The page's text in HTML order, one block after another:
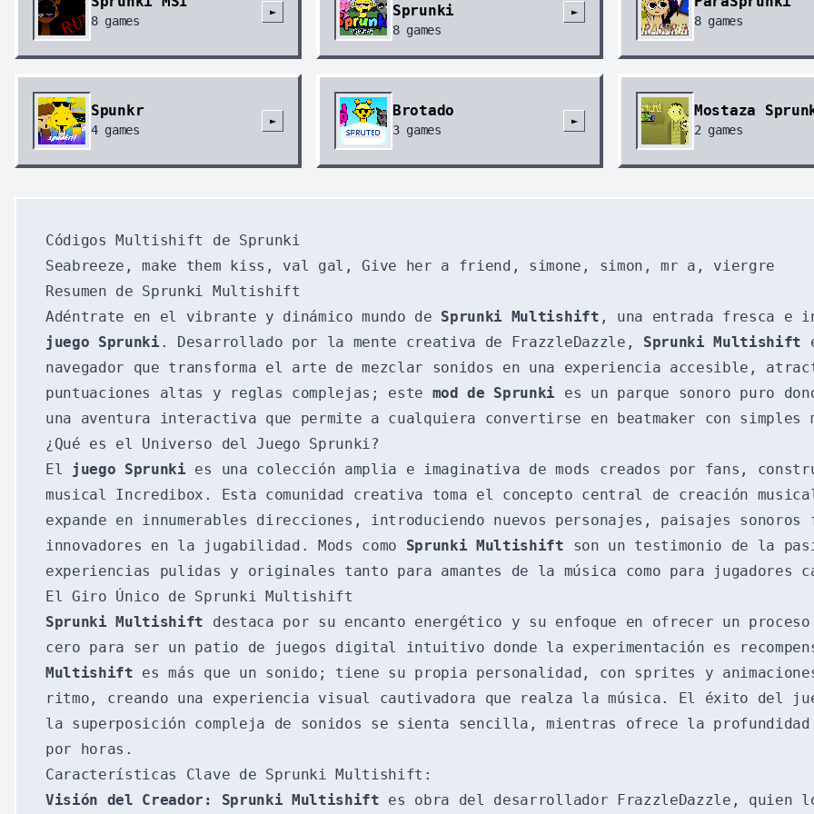
8games
►
Sprunki
8games
►
8games
Spunkr
4games
►
Brotado
3games
►
Mostaza
2 games
Códigos Multishift de Sprunki
Seabreeze, make them kiss, val gal, Give her a friend, simone, simon, mr a, viergre
Resumen de Sprunki Multishift
Adéntrate en el vibrante y dinámico mundo de Sprunki Multishift , una entrada fresca e
juego Sprunki . Desarrollado por la mente creativa de FrazzleDazzle, Sprunki Multishift
navegador que transforma el arte de mezclar sonidos en una experiencia accesible,
puntuaciones altas y reglas complejas; este mod de Sprunki es un parque sonoro puro
una aventura interactiva que permite a cualquiera convertirse en beatmaker con
¿Qué es el Universo del Juego Sprunki?
El
juego Sprunki es una colección amplia e imaginativa de mods creados por fans,
musical Incredibox. Esta comunidad creativa toma el concepto central de creación
expande en innumerables direcciones, introduciendo nuevos personajes, paisajes
innovadores en la jugabilidad. Mods como Sprunki Multishift son un testimonio de la
experiencias pulidas y originales tanto para amantes de la música como para jugadores
El Giro Único de Sprunki Multishift
Sprunki Multishift destaca por su encanto energético y su enfoque en ofrecer un
cero para ser un patio de juegos digital intuitivo donde la experimentación es
Multishift es más que un sonido; tiene su propia personalidad, con sprites y
ritmo, creando una experiencia visual cautivadora que realza la música. El éxito del
la superposición compleja de sonidos se sienta sencilla, mientras ofrece la profundidad
por horas.
Características Clave de Sprunki Multishift:
Visión del Creador:
Sprunki Multishift es obra del desarrollador FrazzleDazzle, quien